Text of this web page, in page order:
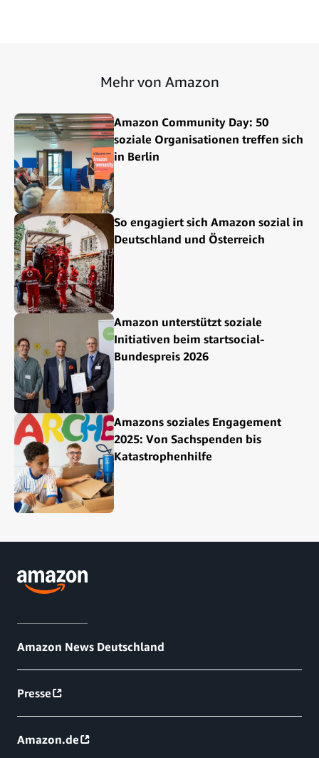
Mehr von Amazon
Amazon Community Day: 50
soziale Organisationen treffen sich
in Berlin
So engagiert sich Amazon sozial in
Deutschland und Österreich
Amazon unterstützt soziale
Initiativen beim startsocial-
Bundespreis 2026
Amazons soziales Engagement
2025: Von Sachspenden bis
Katastrophenhilfe
Amazon News Deutschland
Presse
Amazon.de